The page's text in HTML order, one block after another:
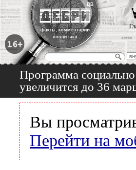
Программа
увеличится до 36
Вы
Перейти на